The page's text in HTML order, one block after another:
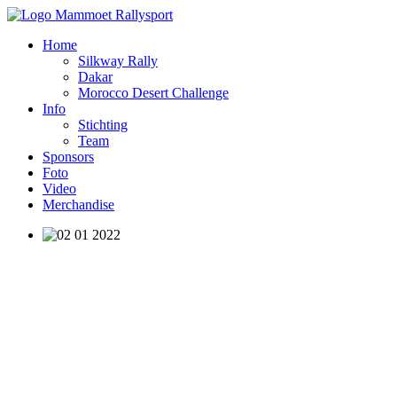
Home
Silkway Rally
Dakar
Morocco Desert Challenge
Info
Stichting
Team
Sponsors
Foto
Video
Merchandise